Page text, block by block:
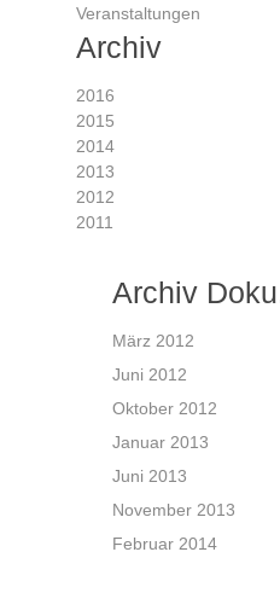
Veranstaltungen
Archiv
2016
2015
2014
2013
2012
2011
Archiv
März 2012
Juni 2012
Oktober 2012
Januar 2013
Juni 2013
November 2013
Februar 2014